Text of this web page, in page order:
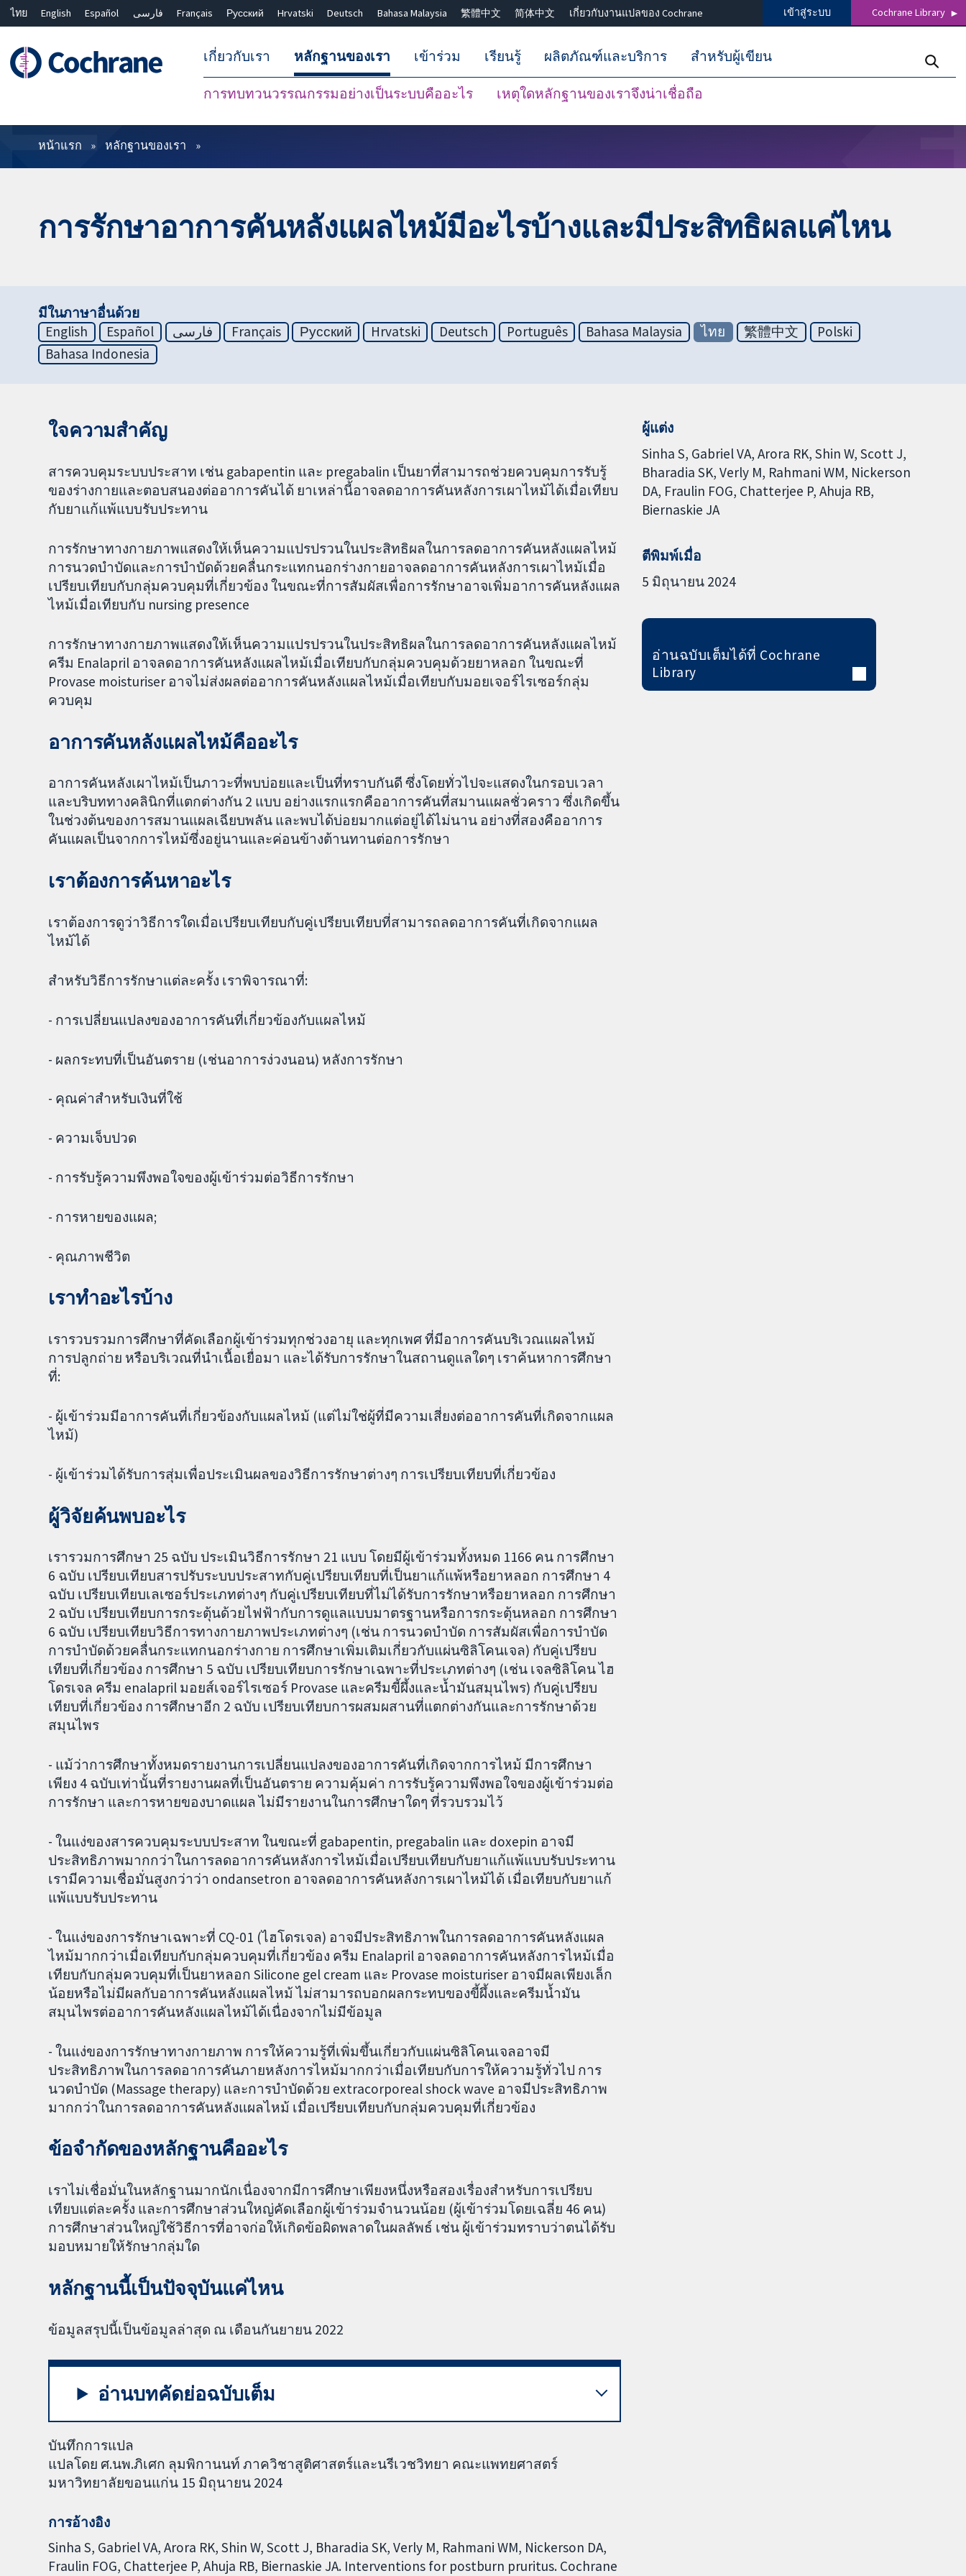
ไทย English Español فارسی Français Русский Hrvatski Deutsch Bahasa Malaysia 繁體中文 简体中文 เกี่ยวกับงานแปลของ Cochrane เข้าสู่ระบบ Cochrane Library
เกี่ยวกับเรา หลักฐานของเรา
การทบทวนวรรณกรรมอย่างเป็นระบบคืออะไร เหตุใดหลักฐานของเราจึงน่าเชื่อถือ
เข้าร่วม เรียนรู้ ผลิตภัณฑ์และบริการ สำหรับผู้เขียน
ตัวกรอง
หน้าแรก หลักฐานของเรา
การรักษาอาการคันหลังแผลไหม้มีอะไรบ้างและมีประสิทธิผลแค่ไหน
มีในภาษาอื่นด้วย
English
Español فارسی Français Русский Hrvatski Deutsch Português Bahasa Malaysia ไทย 繁體中文
Polski
Bahasa Indonesia
ใจความสำคัญ
สารควบคุมระบบประสาท เช่น gabapentin และ pregabalin เป็นยาที่สามารถช่วยควบคุมการรับรู้
ของร่างกายและตอบสนองต่ออาการคันได้ ยาเหล่านี้อาจลดอาการคันหลังการเผาไหม้ได้เมื่อเทียบ
กับยาแก้แพ้แบบรับประทาน
การรักษาทางกายภาพแสดงให้เห็นความแปรปรวนในประสิทธิผลในการลดอาการคันหลังแผลไหม้
การนวดบำบัดและการบำบัดด้วยคลื่นกระแทกนอกร่างกายอาจลดอาการคันหลังการเผาไหม้เมื่อ
เปรียบเทียบกับกลุ่มควบคุมที่เกี่ยวข้อง ในขณะที่การสัมผัสเพื่อการรักษาอาจเพิ่มอาการคันหลังแผล
ไหม้เมื่อเทียบกับ nursing presence
การรักษาทางกายภาพแสดงให้เห็นความแปรปรวนในประสิทธิผลในการลดอาการคันหลังแผลไหม้
ครีม Enalapril อาจลดอาการคันหลังแผลไหม้เมื่อเทียบกับกลุ่มควบคุมด้วยยาหลอก ในขณะที่
Provase moisturiser อาจไม่ส่งผลต่ออาการคันหลังแผลไหม้เมื่อเทียบกับมอยเจอร์ไรเซอร์กลุ่ม
ควบคุม
อาการคันหลังแผลไหม้คืออะไร
อาการคันหลังเผาไหม้เป็นภาวะที่พบบ่อยและเป็นที่ทราบกันดี ซึ่งโดยทั่วไปจะแสดงในกรอบเวลา
และบริบททางคลินิกที่แตกต่างกัน 2 แบบ อย่างแรกแรกคืออาการคันที่สมานแผลชั่วคราว ซึ่งเกิดขึ้น
ในช่วงต้นของการสมานแผลเฉียบพลัน และพบได้บ่อยมากแต่อยู่ได้ไม่นาน อย่างที่สองคืออาการ
คันแผลเป็นจากการไหม้ซึ่งอยู่นานและค่อนข้างต้านทานต่อการรักษา
เราต้องการค้นหาอะไร
เราต้องการดูว่าวิธีการใดเมื่อเปรียบเทียบกับคู่เปรียบเทียบที่สามารถลดอาการคันที่เกิดจากแผล
ไหม้ได้
สำหรับวิธีการรักษาแต่ละครั้ง เราพิจารณาที่:
- การเปลี่ยนแปลงของอาการคันที่เกี่ยวข้องกับแผลไหม้
- ผลกระทบที่เป็นอันตราย (เช่นอาการง่วงนอน) หลังการรักษา
- คุณค่าสำหรับเงินที่ใช้
- ความเจ็บปวด
- การรับรู้ความพึงพอใจของผู้เข้าร่วมต่อวิธีการรักษา
- การหายของแผล;
- คุณภาพชีวิต
เราทำอะไรบ้าง
เรารวบรวมการศึกษาที่คัดเลือกผู้เข้าร่วมทุกช่วงอายุ และทุกเพศ ที่มีอาการคันบริเวณแผลไหม้
การปลูกถ่าย หรือบริเวณที่นำเนื้อเยื่อมา และได้รับการรักษาในสถานดูแลใดๆ เราค้นหาการศึกษา
ที่:
- ผู้เข้าร่วมมีอาการคันที่เกี่ยวข้องกับแผลไหม้ (แต่ไม่ใช่ผู้ที่มีความเสี่ยงต่ออาการคันที่เกิดจากแผล
ไหม้)
- ผู้เข้าร่วมได้รับการสุ่มเพื่อประเมินผลของวิธีการรักษาต่างๆ การเปรียบเทียบที่เกี่ยวข้อง
ผู้วิจัยค้นพบอะไร
เรารวมการศึกษา 25 ฉบับ ประเมินวิธีการรักษา 21 แบบ โดยมีผู้เข้าร่วมทั้งหมด 1166 คน การศึกษา
6 ฉบับ เปรียบเทียบสารปรับระบบประสาทกับคู่เปรียบเทียบที่เป็นยาแก้แพ้หรือยาหลอก การศึกษา 4
ฉบับ เปรียบเทียบเลเซอร์ประเภทต่างๆ กับคู่เปรียบเทียบที่ไม่ได้รับการรักษาหรือยาหลอก การศึกษา
2 ฉบับ เปรียบเทียบการกระตุ้นด้วยไฟฟ้ากับการดูแลแบบมาตรฐานหรือการกระตุ้นหลอก การศึกษา
6 ฉบับ เปรียบเทียบวิธีการทางกายภาพประเภทต่างๆ (เช่น การนวดบำบัด การสัมผัสเพื่อการบำบัด
การบำบัดด้วยคลื่นกระแทกนอกร่างกาย การศึกษาเพิ่มเติมเกี่ยวกับแผ่นซิลิโคนเจล) กับคู่เปรียบ
เทียบที่เกี่ยวข้อง การศึกษา 5 ฉบับ เปรียบเทียบการรักษาเฉพาะที่ประเภทต่างๆ (เช่น เจลซิลิโคน ไฮ
โดรเจล ครีม enalapril มอยส์เจอร์ไรเซอร์ Provase และครีมขี้ผึ้งและน้ำมันสมุนไพร) กับคู่เปรียบ
เทียบที่เกี่ยวข้อง การศึกษาอีก 2 ฉบับ เปรียบเทียบการผสมผสานที่แตกต่างกันและการรักษาด้วย
สมุนไพร
- แม้ว่าการศึกษาทั้งหมดรายงานการเปลี่ยนแปลงของอาการคันที่เกิดจากการไหม้ มีการศึกษา
เพียง 4 ฉบับเท่านั้นที่รายงานผลที่เป็นอันตราย ความคุ้มค่า การรับรู้ความพึงพอใจของผู้เข้าร่วมต่อ
การรักษา และการหายของบาดแผล ไม่มีรายงานในการศึกษาใดๆ ที่รวบรวมไว้
- ในแง่ของสารควบคุมระบบประสาท ในขณะที่ gabapentin, pregabalin และ doxepin อาจมี
ประสิทธิภาพมากกว่าในการลดอาการคันหลังการไหม้เมื่อเปรียบเทียบกับยาแก้แพ้แบบรับประทาน
เรามีความเชื่อมั่นสูงกว่าว่า ondansetron อาจลดอาการคันหลังการเผาไหม้ได้ เมื่อเทียบกับยาแก้
แพ้แบบรับประทาน
- ในแง่ของการรักษาเฉพาะที่ CQ-01 (ไฮโดรเจล) อาจมีประสิทธิภาพในการลดอาการคันหลังแผล
ไหม้มากกว่าเมื่อเทียบกับกลุ่มควบคุมที่เกี่ยวข้อง ครีม Enalapril อาจลดอาการคันหลังการไหม้เมื่อ
เทียบกับกลุ่มควบคุมที่เป็นยาหลอก Silicone gel cream และ Provase moisturiser อาจมีผลเพียงเล็ก
น้อยหรือไม่มีผลกับอาการคันหลังแผลไหม้ ไม่สามารถบอกผลกระทบของขี้ผึ้งและครีมน้ำมัน
สมุนไพรต่ออาการคันหลังแผลไหม้ได้เนื่องจากไม่มีข้อมูล
- ในแง่ของการรักษาทางกายภาพ การให้ความรู้ที่เพิ่มขึ้นเกี่ยวกับแผ่นซิลิโคนเจลอาจมี
ประสิทธิภาพในการลดอาการคันภายหลังการไหม้มากกว่าเมื่อเทียบกับการให้ความรู้ทั่วไป การ
นวดบำบัด (Massage therapy) และการบำบัดด้วย extracorporeal shock wave อาจมีประสิทธิภาพ
มากกว่าในการลดอาการคันหลังแผลไหม้ เมื่อเปรียบเทียบกับกลุ่มควบคุมที่เกี่ยวข้อง
ข้อจำกัดของหลักฐานคืออะไร
เราไม่เชื่อมั่นในหลักฐานมากนักเนื่องจากมีการศึกษาเพียงหนึ่งหรือสองเรื่องสำหรับการเปรียบ
เทียบแต่ละครั้ง และการศึกษาส่วนใหญ่คัดเลือกผู้เข้าร่วมจำนวนน้อย (ผู้เข้าร่วมโดยเฉลี่ย 46 คน)
การศึกษาส่วนใหญ่ใช้วิธีการที่อาจก่อให้เกิดข้อผิดพลาดในผลลัพธ์ เช่น ผู้เข้าร่วมทราบว่าตนได้รับ
มอบหมายให้รักษากลุ่มใด
หลักฐานนี้เป็นปัจจุบันแค่ไหน
ข้อมูลสรุปนี้เป็นข้อมูลล่าสุด ณ เดือนกันยายน 2022
อ่านบทคัดย่อฉบับเต็ม
บันทึกการแปล
แปลโดย ศ.นพ.ภิเศก ลุมพิกานนท์ ภาควิชาสูติศาสตร์และนรีเวชวิทยา คณะแพทยศาสตร์
มหาวิทยาลัยขอนแก่น 15 มิถุนายน 2024
การอ้างอิง
Sinha S, Gabriel VA, Arora RK, Shin W, Scott J, Bharadia SK, Verly M, Rahmani WM, Nickerson DA,
Fraulin FOG, Chatterjee P, Ahuja RB, Biernaskie JA. Interventions for postburn pruritus. Cochrane
ผู้แต่ง
Sinha S Gabriel VA Arora RK Shin W Scott J
Bharadia SK Verly M Rahmani WM Nickerson
DA Fraulin FOG Chatterjee P Ahuja RB
Biernaskie JA
ตีพิมพ์เมื่อ
5 มิถุนายน 2024
อ่านฉบับเต็มได้ที่ Cochrane
Library